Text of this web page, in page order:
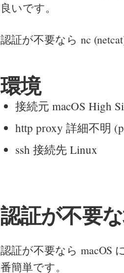
良いです。
認証が不要なら nc
環境
接続元 macOS High
http proxy 詳細不明
ssh 接続先 Linux
認証が不要
認証が不要なら macOS
番簡単です。